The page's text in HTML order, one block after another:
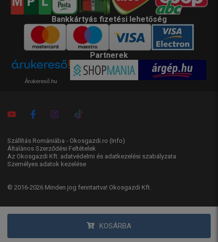
KOSÁRBA
Bankkártyás fizetési lehetőség
Partnerek
Árukereső.hu
Szállítás Romániába - Okosgazdi.ro (Info)
Általános Szerződési Feltételek
Az Okosgazdi Kft. adatvédelmi és adatkezelési szabályzata
Személyes adatok kezelése
© 2016-2026 Minden jog fenntartva! Okosgazdi Kft.